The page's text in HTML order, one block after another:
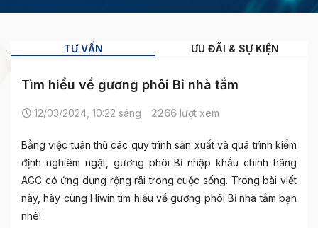
TƯ VẤN ƯU ĐÃI & SỰ KIỆN
Tìm hiểu về gương phôi Bỉ nhà tắm
12/03/2024, 10:22 sáng 2266 lượt xem
Bằng việc tuân thủ các quy trình sản xuất và quá trình kiểm
định nghiêm ngặt, gương phôi Bỉ nhập khẩu chính hãng
AGC có ứng dụng rộng rãi trong cuộc sống. Trong bài viết
này, hãy cùng Hiwin tìm hiểu về gương phôi Bỉ nhà tắm bạn
nhé!